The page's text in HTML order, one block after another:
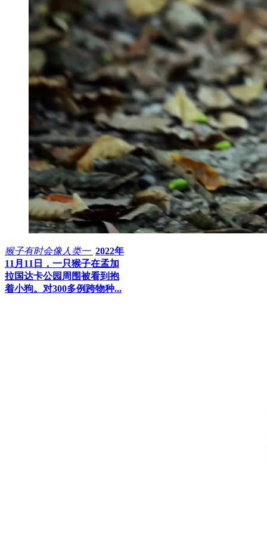
猴子有时会像人类一 2022年
11月11日，一只猴子在孟加
拉国达卡公园周围被看到抱
着小狗。对300多例跨物种...